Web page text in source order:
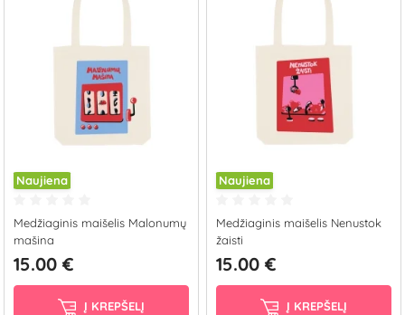
Naujiena
Medžiaginis maišelis Malonumų
mašina
15.00 €
Į KREPŠELĮ
Naujiena
Medžiaginis maišelis Nenustok
žaisti
15.00 €
Į KREPŠELĮ